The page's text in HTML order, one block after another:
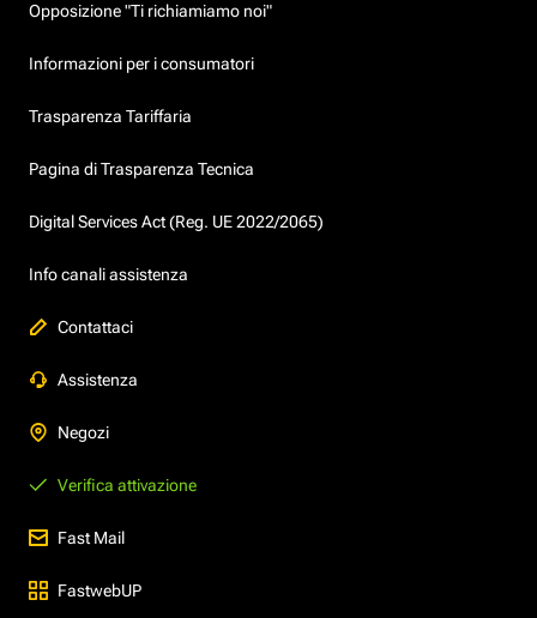
Opposizione "Ti richiamiamo noi"
Informazioni per i consumatori
Trasparenza Tariffaria
Pagina di Trasparenza Tecnica
Digital Services Act (Reg. UE 2022/2065)
Info canali assistenza
Contattaci
Assistenza
Negozi
Verifica attivazione
Fast Mail
FastwebUP